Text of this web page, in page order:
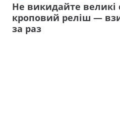
Не викидайте великі
кроповий реліш —
за раз